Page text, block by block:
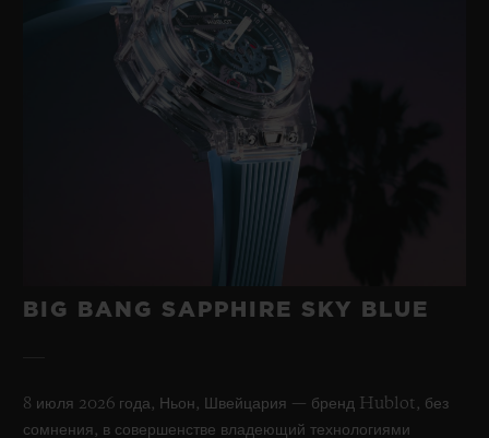
BIG BANG SAPPHIRE SKY BLUE
8 июля 2026 года, Ньон, Швейцария — бренд Hublot, без
сомнения, в совершенстве владеющий технологиями